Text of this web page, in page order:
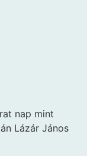
nap mint
Lázár János